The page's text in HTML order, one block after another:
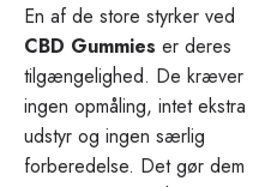
En af de store styrker ved
CBD Gummies er deres
tilgængelighed. De kræver
ingen opmåling, intet ekstra
udstyr og ingen særlig
forberedelse. Det gør dem